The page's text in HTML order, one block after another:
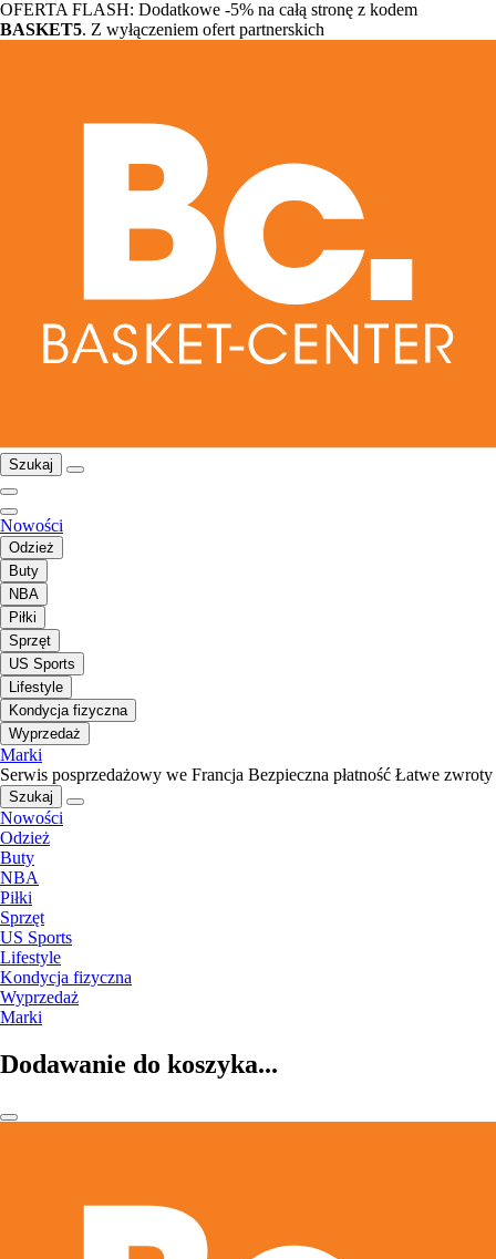
OFERTA FLASH: Dodatkowe -5% na całą stronę z kodem
BASKET5. Z wyłączeniem ofert partnerskich
Szukaj
Nowości
Odzież
Buty
NBA
Piłki
Sprzęt
US Sports
Lifestyle
Kondycja fizyczna
Wyprzedaż
Marki
Serwis posprzedażowy we Francja Bezpieczna płatność Łatwe zwroty
Szukaj
Nowości
Odzież
Buty
NBA
Piłki
Sprzęt
US Sports
Lifestyle
Kondycja fizyczna
Wyprzedaż
Marki
Dodawanie do koszyka...